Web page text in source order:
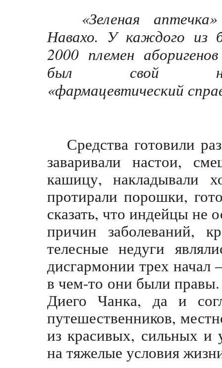
«Зеленая
Навахо. У каждого из
2000 племен
был свой
«фармацевтический
Средства готовили
заваривали настои,
кашицу, накладывали
протирали порошки,
сказать, что индейцы не
причин заболеваний,
телесные недуги
дисгармонии трех
в чем-то они были правы.
Диего Чанка, да и
путешественников,
из красивых, сильных и
на тяжелые условия